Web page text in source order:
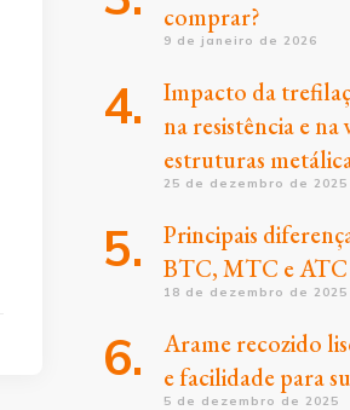
comprar?
9 de janeiro de 2026
Impacto da
na resistência e
estruturas
25 de dezembro de 2025
Principais
BTC, MTC e ATC
18 de dezembro de 2025
Arame recozido
e facilidade para
5 de dezembro de 2025